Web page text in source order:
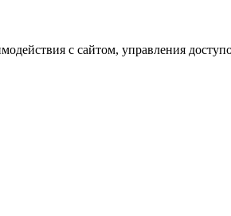
с сайтом, управления